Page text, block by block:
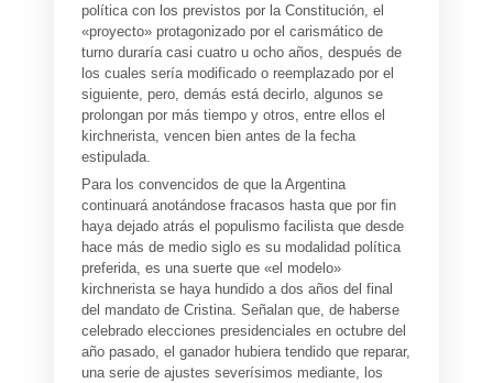
política con los previstos por la Constitución, el
«proyecto» protagonizado por el carismático de
turno duraría casi cuatro u ocho años, después de
los cuales sería modificado o reemplazado por el
siguiente, pero, demás está decirlo, algunos se
prolongan por más tiempo y otros, entre ellos el
kirchnerista, vencen bien antes de la fecha
estipulada.
Para los convencidos de que la Argentina
continuará anotándose fracasos hasta que por fin
haya dejado atrás el populismo facilista que desde
hace más de medio siglo es su modalidad política
preferida, es una suerte que «el modelo»
kirchnerista se haya hundido a dos años del final
del mandato de Cristina. Señalan que, de haberse
celebrado elecciones presidenciales en octubre del
año pasado, el ganador hubiera tendido que reparar,
una serie de ajustes severísimos mediante, los